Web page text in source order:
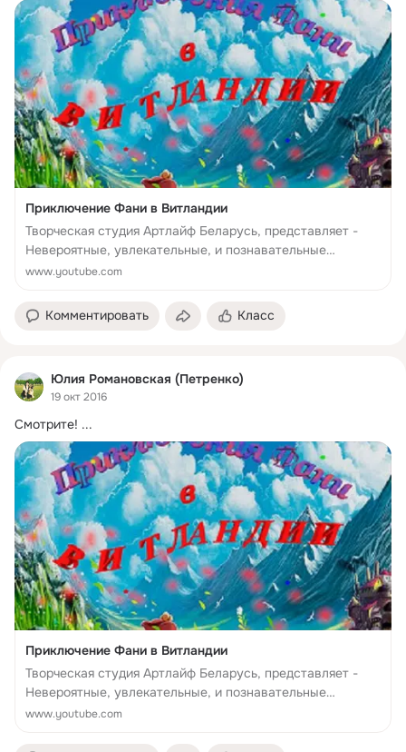
Приключение Фани в Витландии
Творческая студия Артлайф Беларусь, представляет -
Невероятные, увлекательные, и познавательные
«Приключения Фани в Витландии» анимационный,
www.youtube.com
Комментировать Класс
Юлия Романовская (Петренко)
19 окт 2016
Смотрите! ...
Приключение Фани в Витландии
Творческая студия Артлайф Беларусь, представляет -
Невероятные, увлекательные, и познавательные
«Приключения Фани в Витландии» анимационный,
www.youtube.com